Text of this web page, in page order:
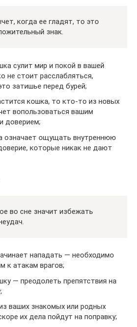
когда ее гладят, то это
знак.
сулит мир и покой в вашей
не стоит расслабляться,
затишье перед бурей;
кошка, то кто-то из новых
вопользоваться вашим
доверием;
означает ощущать внутреннюю
которые никак не дают
во сне значит избежать
нападать — необходимо
к атакам врагов;
— преодолеть препятствия на
ваших знакомых или родных
их дела пойдут на поправку;